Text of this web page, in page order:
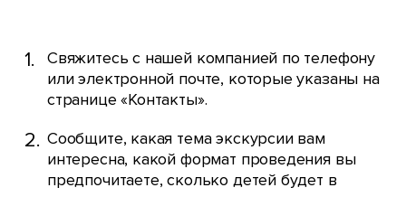
Свяжитесь с нашей компанией по телефону
или электронной почте, которые указаны на
странице «Контакты».
Сообщите, какая тема экскурсии вам
интересна, какой формат проведения вы
предпочитаете, сколько детей будет в